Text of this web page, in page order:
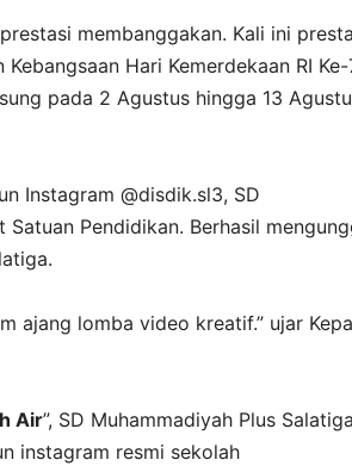
membanggakan. Kali ini
Hari Kemerdekaan RI Ke-
pada 2 Agustus hingga 13
Instagram @disdik.sl3, SD
Pendidikan. Berhasil
ajang lomba video kreatif.” ujar
Air”, SD Muhammadiyah Plus Salatiga
instagram resmi sekolah